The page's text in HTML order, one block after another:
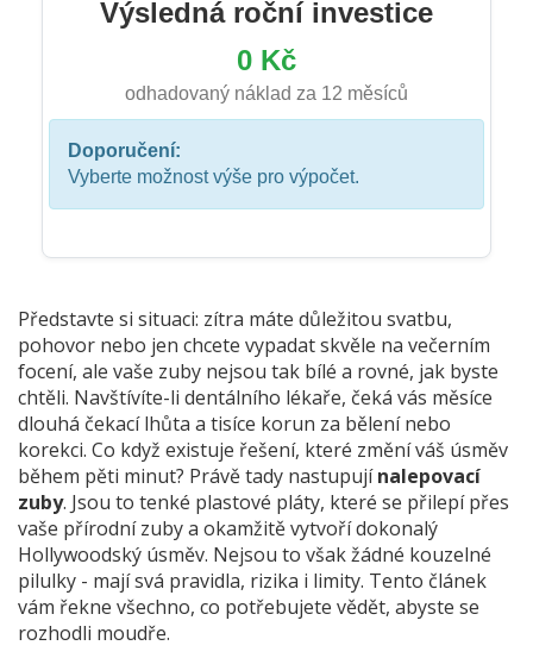
Výsledná roční investice
0 Kč
odhadovaný náklad za 12 měsíců
Doporučení:
Vyberte možnost výše pro výpočet.
Představte si situaci: zítra máte důležitou svatbu,
pohovor nebo jen chcete vypadat skvěle na večerním
focení, ale vaše zuby nejsou tak bílé a rovné, jak byste
chtěli. Navštívíte-li dentálního lékaře, čeká vás měsíce
dlouhá čekací lhůta a tisíce korun za bělení nebo
korekci. Co když existuje řešení, které změní váš úsměv
během pěti minut? Právě tady nastupujínalepovací
zuby. Jsou to tenké plastové pláty, které se přilepí přes
vaše přírodní zuby a okamžitě vytvoří dokonalý
Hollywoodský úsměv. Nejsou to však žádné kouzelné
pilulky - mají svá pravidla, rizika i limity. Tento článek
vám řekne všechno, co potřebujete vědět, abyste se
rozhodli moudře.